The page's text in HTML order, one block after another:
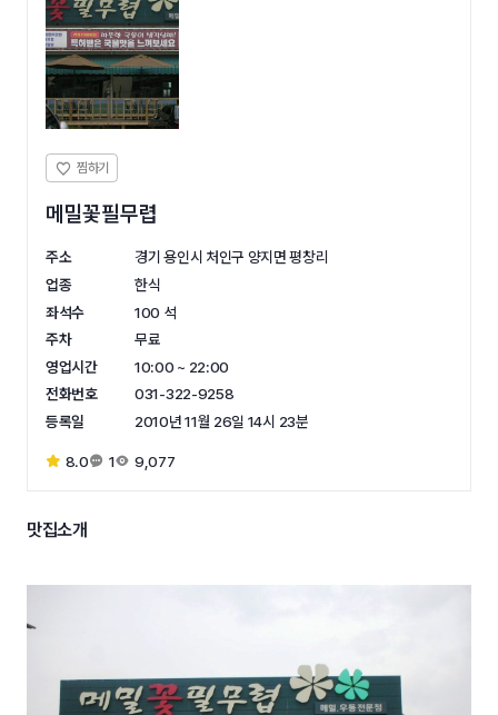
메밀꽃필무렵
주소
경기 용인시 처인구 양지면 평창리
업종
한식
좌석수
100 석
주차
무료
영업시간
10:00 ~ 22:00
전화번호
031-322-9258
등록일
2010년 11월 26일 14시 23분
8.0 1 9,077
맛집소개